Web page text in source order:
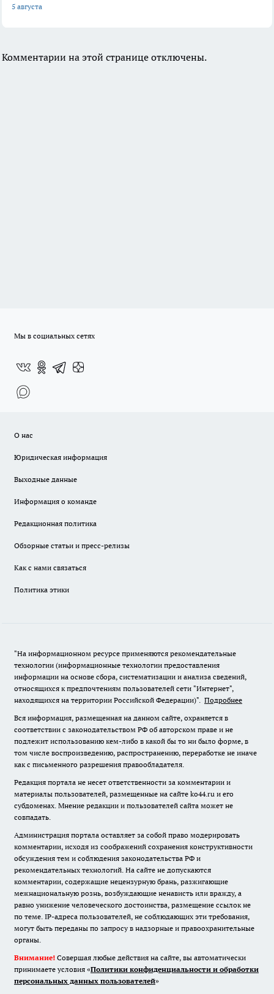
5 августа
Комментарии на этой странице отключены.
Мы в социальных сетях
О нас
Юридическая информация
Выходные данные
Информация о команде
Редакционная политика
Обзорные статьи и пресс-релизы
Как с нами связаться
Политика этики
"На информационном ресурсе применяются рекомендательные
технологии (информационные технологии предоставления
информации на основе сбора, систематизации и анализа сведений,
относящихся к предпочтениям пользователей сети "Интернет",
находящихся на территории Российской Федерации)". Подробнее
Вся информация, размещенная на данном сайте, охраняется в
соответствии с законодательством РФ об авторском праве и не
подлежит использованию кем-либо в какой бы то ни было форме, в
том числе воспроизведению, распространению, переработке не иначе
как с письменного разрешения правообладателя.
Редакция портала не несет ответственности за комментарии и
материалы пользователей, размещенные на сайте ko44.ru и его
субдоменах. Мнение редакции и пользователей сайта может не
совпадать.
Администрация портала оставляет за собой право модерировать
комментарии, исходя из соображений сохранения конструктивности
обсуждения тем и соблюдения законодательства РФ и
рекомендательных технологий. На сайте не допускаются
комментарии, содержащие нецензурную брань, разжигающие
межнациональную рознь, возбуждающие ненависть или вражду, а
равно унижение человеческого достоинства, размещение ссылок не
по теме. IP-адреса пользователей, не соблюдающих эти требования,
могут быть переданы по запросу в надзорные и правоохранительные
органы.
Внимание! Совершая любые действия на сайте, вы автоматически
принимаете условия «Политики конфиденциальности и обработки
персональных данных пользователей»